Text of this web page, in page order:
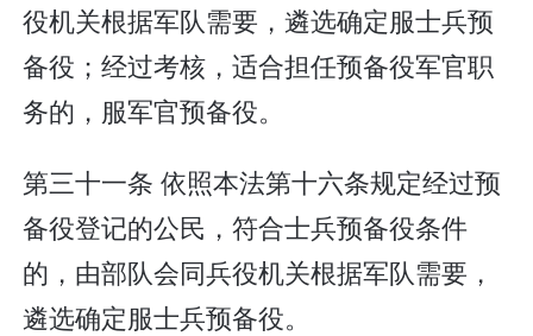
役机关根据军队需要，遴选确定服士兵预
备役；经过考核，适合担任预备役军官职
务的，服军官预备役。
第三十一条 依照本法第十六条规定经过预
备役登记的公民，符合士兵预备役条件
的，由部队会同兵役机关根据军队需要，
遴选确定服士兵预备役。